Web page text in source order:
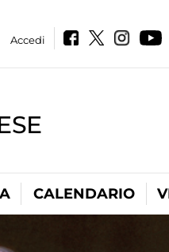
Accedi
CALENDARIO